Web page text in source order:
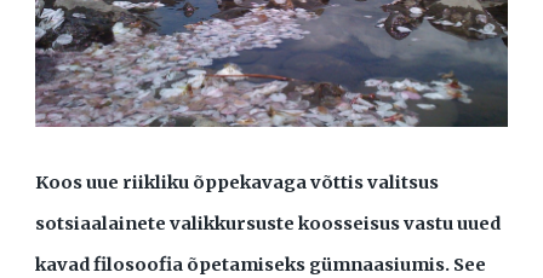
Koos uue riikliku õppekavaga võttis valitsus
sotsiaalainete valikkursuste koosseisus vastu uued
kavad filosoofia õpetamiseks gümnaasiumis. See